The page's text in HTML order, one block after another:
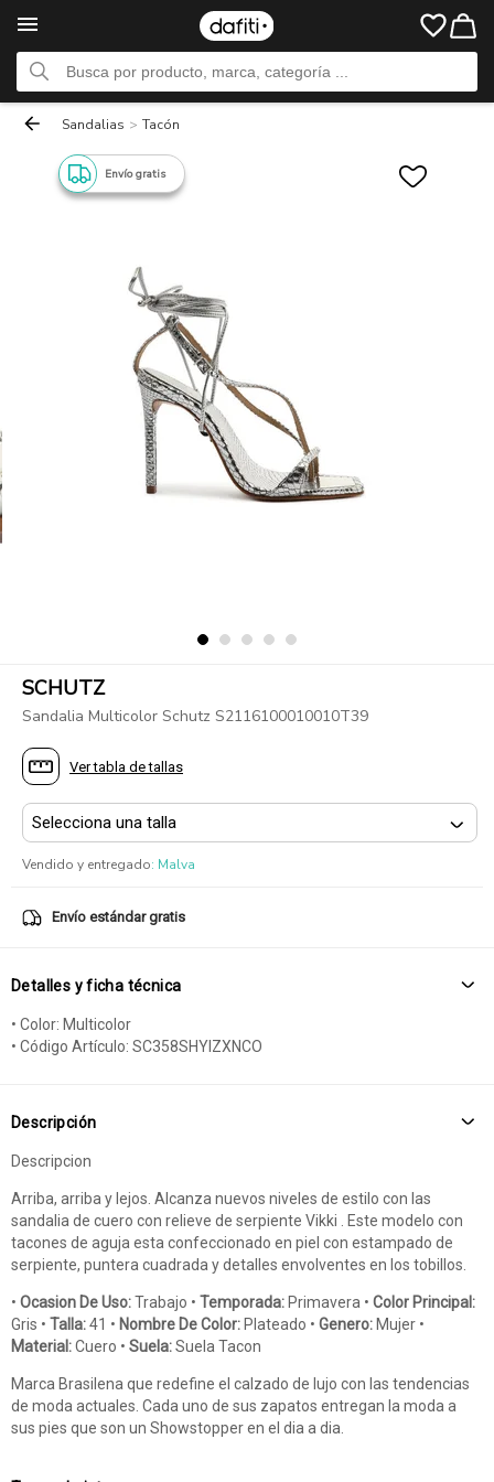
Sandalias > Tacón
Envío gratis
SCHUTZ
Sandalia Multicolor Schutz S2116100010010T39
Ver tabla de tallas
Vendido y entregado: Malva
Envío estándar gratis
Detalles y ficha técnica
• Color: Multicolor
• Código Artículo: SC358SHYIZXNCO
Descripción
Descripcion
Arriba, arriba y lejos. Alcanza nuevos niveles de estilo con las
sandalia de cuero con relieve de serpiente Vikki . Este modelo con
tacones de aguja esta confeccionado en piel con estampado de
serpiente, puntera cuadrada y detalles envolventes en los tobillos.
• Ocasion De Uso:Trabajo • Temporada: Primavera • Color Principal:
Gris • Talla:41 • Nombre De Color: Plateado • Genero: Mujer •
Material:Cuero • Suela:Suela Tacon
Marca Brasilena que redefine el calzado de lujo con las tendencias
de moda actuales. Cada uno de sus zapatos entregan la moda a
sus pies que son un Showstopper en el dia a dia.